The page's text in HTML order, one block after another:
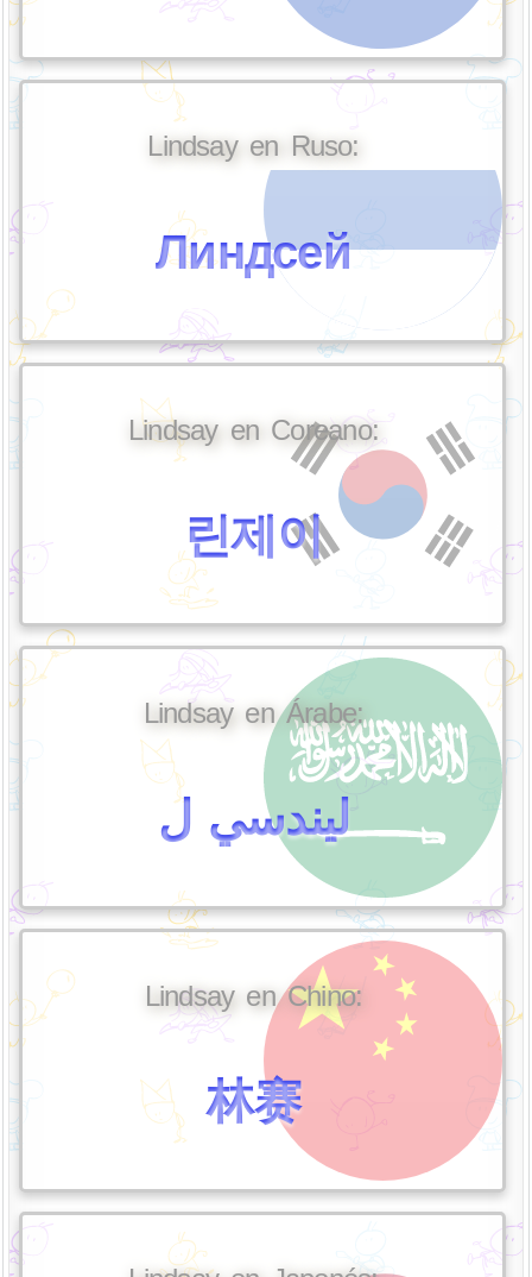
Lindsay en Ruso:
Линдсей
Lindsay en Coreano:
린제이
Lindsay en Árabe:
ليندسي ل
Lindsay en Chino:
林赛